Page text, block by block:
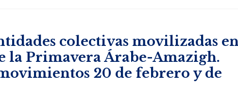
colectivas movilizadas
la Primavera Árabe-Amazigh.
20 de febrero y de